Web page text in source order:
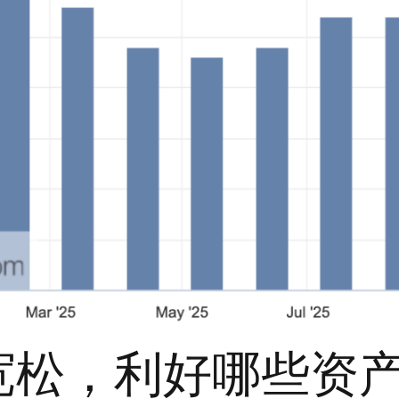
，利好哪些资